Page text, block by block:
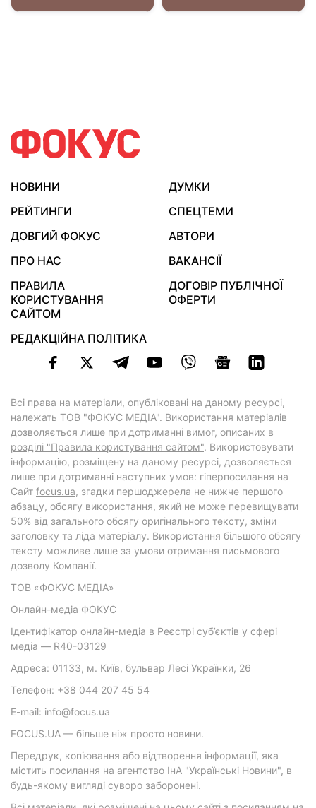
НОВИНИ
ДУМКИ
РЕЙТИНГИ
СПЕЦТЕМИ
ДОВГИЙ ФОКУС
АВТОРИ
ПРО НАС
ВАКАНСІЇ
ПРАВИЛА
КОРИСТУВАННЯ
САЙТОМ
ДОГОВІР ПУБЛІЧНОЇ
ОФЕРТИ
РЕДАКЦІЙНА ПОЛІТИКА
Всі права на матеріали, опубліковані на даному ресурсі,
належать ТОВ "ФОКУС МЕДІА". Використання матеріалів
дозволяється лише при дотриманні вимог, описаних в
розділі "Правила користування сайтом". Використовувати
інформацію, розміщену на даному ресурсі, дозволяється
лише при дотриманні наступних умов: гіперпосилання на
Cайт focus.ua, згадки першоджерела не нижче першого
абзацу, обсягу використання, який не може перевищувати
50% від загального обсягу оригінального тексту, зміни
заголовку та ліда матеріалу. Використання більшого обсягу
тексту можливе лише за умови отримання письмового
дозволу Компанії.
ТОВ «ФОКУС МЕДІА»
Онлайн-медіа ФОКУС
Ідентифікатор онлайн-медіа в Реєстрі суб’єктів у сфері
медіа — R40-03129
Адреса: 01133, м. Київ, бульвар Лесі Українки, 26
Телефон: +38 044 207 45 54
E-mail: info@focus.ua
FOCUS.UA — більше ніж просто новини.
Передрук, копіювання або відтворення інформації, яка
містить посилання на агентство ІнА "Українські Новини", в
будь-якому вигляді суворо заборонені.